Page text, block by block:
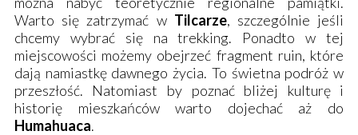
Warto się zatrzymać w Tilcarze, szczególnie jeśli
chcemy wybrać się na trekking. Ponadto w tej
miejscowości możemy obejrzeć fragment ruin, które
dają namiastkę dawnego życia. To świetna podróż w
przeszłość. Natomiast by poznać bliżej kulturę i
historię mieszkańców warto dojechać aż do
Humahuaca.